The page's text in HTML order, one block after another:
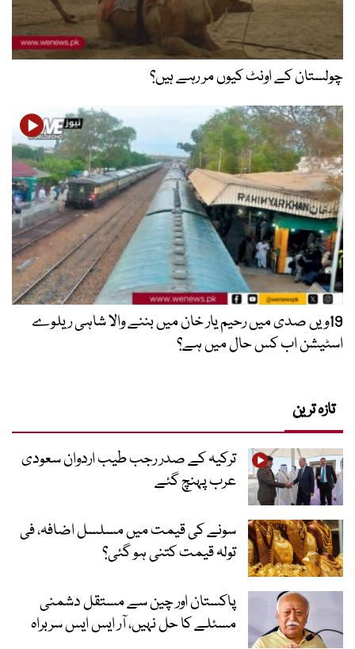
چولستان کے اونٹ کیوں مر رہے ہیں؟
19ویں صدی میں رحیم یار خان میں بننے والا شاہی ریلوے
اسٹیشن اب کس حال میں ہے؟
تازہ ترین
ترکیہ کے صدر رجب طیب اردوان سعودی
عرب پہنچ گئے
سونے کی قیمت میں مسلسل اضافہ، فی
تولہ قیمت کتنی ہو گئی؟
پاکستان اور چین سے مستقل دشمنی
مسئلے کا حل نہیں، آر ایس ایس سربراہ